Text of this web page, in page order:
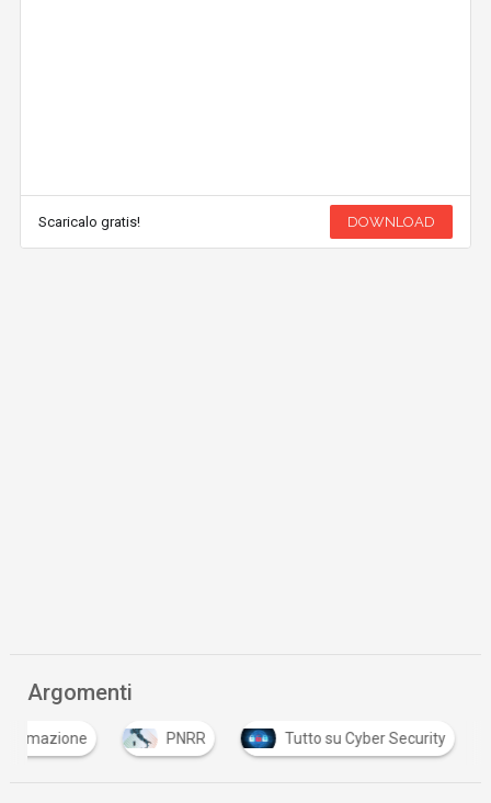
Scaricalo gratis! DOWNLOAD
Argomenti
formazione PNRR Tutto su Cyber Security